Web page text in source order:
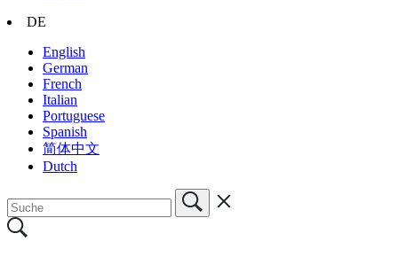
DE
English
German
French
Italian
Portuguese
Spanish
简体中文
Dutch